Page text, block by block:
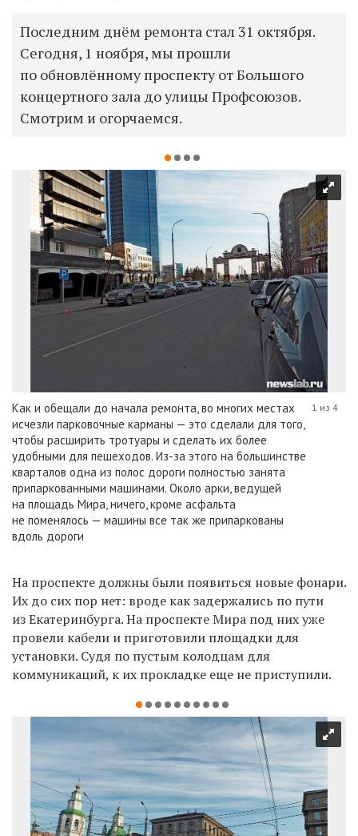
Последним днём ремонта стал 31 октября.
Сегодня, 1 ноября, мы прошли
по обновлённому проспекту от Большого
концертного зала до улицы Профсоюзов.
Смотрим и огорчаемся.
Как и обещали до начала ремонта, во многих местах
исчезли парковочные карманы — это сделали для того,
чтобы расширить тротуары и сделать их более
удобными для пешеходов. Из-за этого на большинстве
кварталов одна из полос дороги полностью занята
припаркованными машинами. Около арки, ведущей
на площадь Мира, ничего, кроме асфальта
не поменялось — машины все так же припаркованы
вдоль дороги
1 из 4
На проспекте должны были появиться новые фонари.
Их до сих пор нет: вроде как задержались по пути
из Екатеринбурга. На проспекте Мира под них уже
провели кабели и приготовили площадки для
установки. Судя по пустым колодцам для
коммуникаций, к их прокладке еще не приступили.